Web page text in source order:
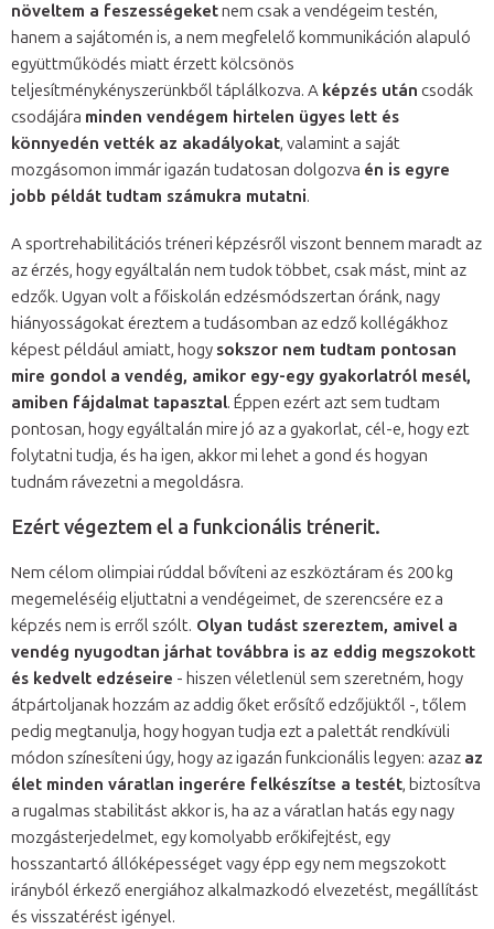
növeltem a feszességeketnem csak a vendégeim testén,
hanem a sajátomén is, a nem megfelelő kommunikáción alapuló
együttműködés miatt érzett kölcsönös
teljesítménykényszerünkből táplálkozva. A képzés után csodák
csodájára minden vendégem hirtelen ügyes lett és
könnyedén vették az akadályokat, valamint a saját
mozgásomon immár igazán tudatosan dolgozva én is egyre
jobb példát tudtam számukra mutatni.
A sportrehabilitációs tréneri képzésről viszont bennem maradt az
az érzés, hogy egyáltalán nem tudok többet, csak mást, mint az
edzők. Ugyan volt a főiskolán edzésmódszertan óránk, nagy
hiányosságokat éreztem a tudásomban az edző kollégákhoz
képest például amiatt, hogy sokszor nem tudtam pontosan
mire gondol a vendég, amikor egy-egy gyakorlatról mesél,
amiben fájdalmat tapasztal. Éppen ezért azt sem tudtam
pontosan, hogy egyáltalán mire jó az a gyakorlat, cél-e, hogy ezt
folytatni tudja, és ha igen, akkor mi lehet a gond és hogyan
tudnám rávezetni a megoldásra.
Ezért végeztem el a funkcionális trénerit.
Nem célom olimpiai rúddal bővíteni az eszköztáram és 200 kg
megemeléséig eljuttatni a vendégeimet, de szerencsére ez a
képzés nem is erről szólt. Olyan tudást szereztem, amivel a
vendég nyugodtan járhat továbbra is az eddig megszokott
és kedvelt edzéseire - hiszen véletlenül sem szeretném, hogy
átpártoljanak hozzám az addig őket erősítő edzőjüktől -, tőlem
pedig megtanulja, hogy hogyan tudja ezt a palettát rendkívüli
módon színesíteni úgy, hogy az igazán funkcionális legyen: azaz az
élet minden váratlan ingerére felkészítse a testét, biztosítva
a rugalmas stabilitást akkor is, ha az a váratlan hatás egy nagy
mozgásterjedelmet, egy komolyabb erőkifejtést, egy
hosszantartó állóképességet vagy épp egy nem megszokott
irányból érkező energiához alkalmazkodó elvezetést, megállítást
és visszatérést igényel.